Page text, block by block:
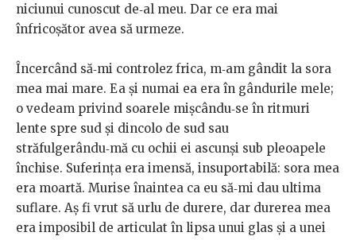
niciunui cunoscut de‑al meu. Dar ce era mai
înfricoșător avea să urmeze.
Încercând să‑mi controlez frica, m‑am gândit la sora
mea mai mare. Ea și numai ea era în gândurile mele;
o vedeam privind soarele mișcându‑se în ritmuri
lente spre sud și dincolo de sud sau
străfulgerându‑mă cu ochii ei ascunși sub pleoapele
închise. Suferința era imensă, insuportabilă: sora mea
era moartă. Murise înaintea ca eu să‑mi dau ultima
suflare. Aș fi vrut să urlu de durere, dar durerea mea
era imposibil de articulat în lipsa unui glas și a unei